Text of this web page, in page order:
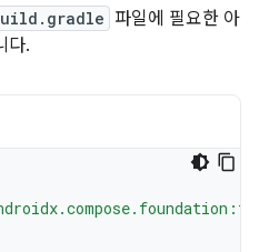
파일에 필요한 아
다.